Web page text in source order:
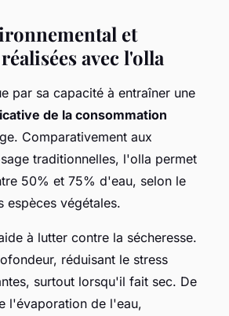
et
avec l'olla
par sa capacité à entraîner une
de la consommation
Comparativement aux
traditionnelles, l'olla permet
50% et 75% d'eau, selon le
espèces végétales.
à lutter contre la sécheresse.
réduisant le stress
surtout lorsqu'il fait sec. De
l'évaporation de l'eau,